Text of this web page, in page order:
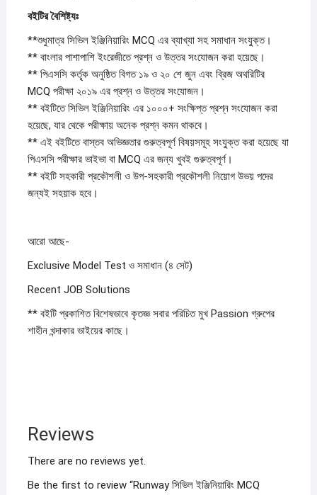
বইটির বৈশিষ্ট্যঃ
**শুধুমাত্র সিভিল ইঞ্জিনিয়ারিং MCQ এর ব্যাখ্যা সহ সমাধান সংযু্ক্ত।
** বাংলার পাশাপাশি ইংরেজীতে প্রশ্ন ও উত্তর সংযোজন করা হয়েছে।
** পিএসসি কর্তৃৃক অনুষ্ঠিত বিগত ১৯ ও ২০ শে জুন এবং ব্রিজ অথরিটির
MCQ পরীক্ষা ২০১৯ এর প্রশ্ন ও উত্তর সংযোজন।
** বইটিতে সিভিল ইঞ্জিনিয়ারিং এর ১০০০+ সংক্ষিপ্ত প্রশ্ন সংযোজন করা
হয়েছে, যার থেকে পরীক্ষায় অনেক প্রশ্ন কমন থাকবে।
** এই বইটিতে বাস্তব অভিজ্ঞতার গুরুত্বপূর্ণ বিষয়সমূহ সংযু্ক্ত করা হয়েছে যা
পিএসসি পরীক্ষার ভাইভা বা MCQ এর জন্য খুবই গুরুত্বপূর্ণ।
** বইটি সহকারী প্রকৌশলী ও উপ-সহকারী প্রকৌশলী নিয়োগ উভয় পদের
জন্যই সহয়াক হবে।
আরো আছে-
Exclusive Model Test ও সমাধান (৪ সেট)
Recent JOB Solutions
** বইটি প্রকাশিত বিশেষভাবে কৃতজ্ঞ সবার পরিচিত মুখ Passion গ্রুপের
শাহীন খন্দাকার ভাইয়ের কাছে।
Reviews
There are no reviews yet.
Be the first to review “Runway সিভিল ইঞ্জিনিয়ারিং MCQ